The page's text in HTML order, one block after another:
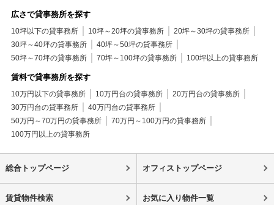
広さで貸事務所を探す
10坪以下の貸事務所 10坪～20坪の貸事務所
20坪～30坪の貸事務所
30坪～40坪の貸事務所
40坪～50坪の貸事務所
50坪～70坪の貸事務所
70坪～100坪の貸事務所 100坪以上の貸事務所
賃料で貸事務所を探す
10万円以下の貸事務所 10万円台の貸事務所
20万円台の貸事務所
30万円台の貸事務所
40万円台の貸事務所
50万円～70万円の貸事務所
70万円～100万円の貸事務所
100万円以上の貸事務所
総合トップページ オフィストップページ
賃貸物件検索 お気に入り物件一覧